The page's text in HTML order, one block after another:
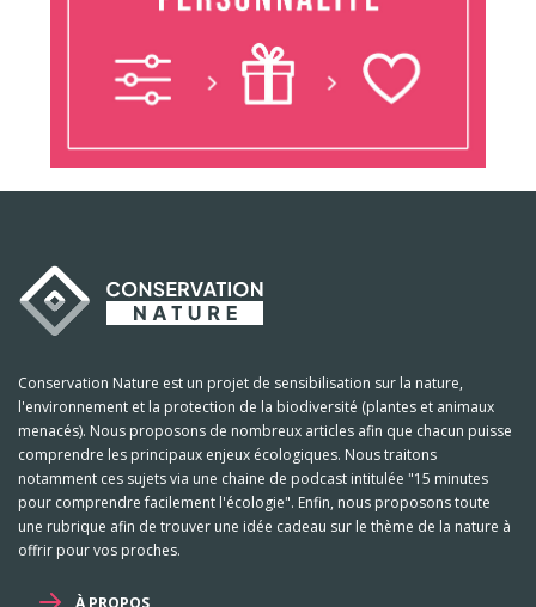
Conservation Nature est un projet de sensibilisation sur la nature,
l'environnement et la protection de la biodiversité (plantes et animaux
menacés). Nous proposons de nombreux articles afin que chacun puisse
comprendre les principaux enjeux écologiques. Nous traitons
notamment ces sujets via une chaine de podcast intitulée "15 minutes
pour comprendre facilement l'écologie". Enfin, nous proposons toute
une rubrique afin de trouver une idée cadeau sur le thème de la nature à
offrir pour vos proches.
À PROPOS